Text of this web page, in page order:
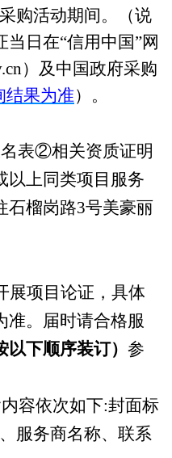
购活动期间。（说
当日 在“信用中国”网
）及中国政府采购
结果为准）。
表②相关资质证明
上同类项目服务
石榴岗路3号美豪丽
展项目论证，具体
准。届时请合格服
以下顺序装订） 参
容依次如下:封面标
服务商名称、联系